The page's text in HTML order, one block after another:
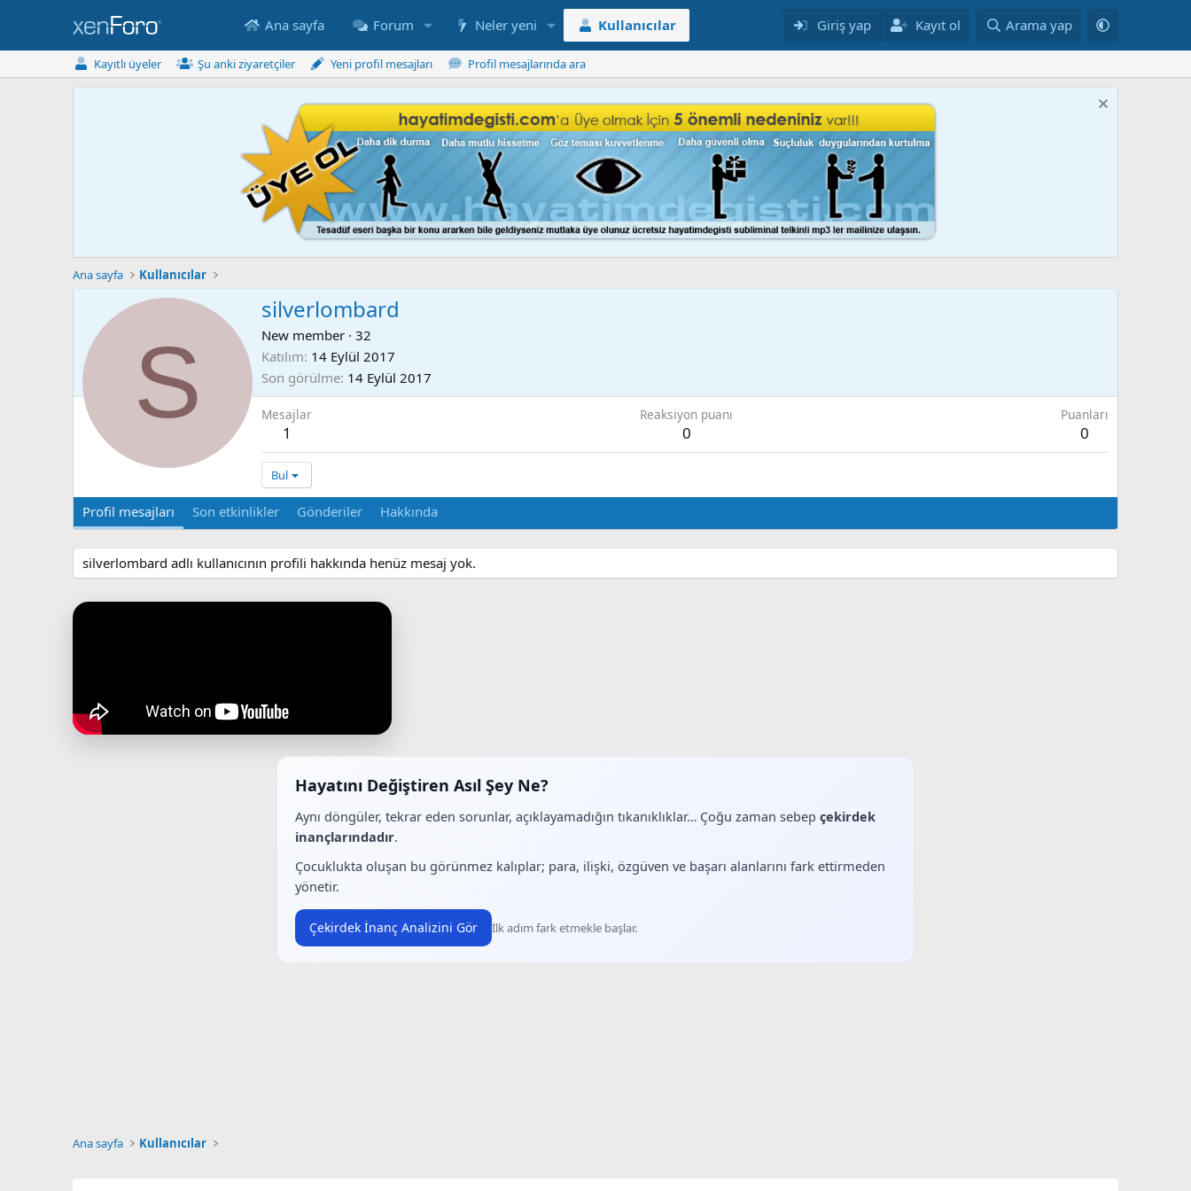
Ana sayfa Forum Neler yeni Kullanıcılar Giriş yap Kayıt ol Arama yap
Kayıtlı üyeler Şu anki ziyaretçiler Yeni profil mesajları Profil mesajlarında ara
Ana sayfa Kullanıcılar
S
silverlombard
New member · 32
Katılım 14 Eylül 2017
Son görülme 14 Eylül 2017
Mesajlar
1
Reaksiyon puanı
0
Puanları
0
Bul
Profil mesajları Son etkinlikler Gönderiler Hakkında
silverlombard adlı kullanıcının profili hakkında henüz mesaj yok.
Hayatını Değiştiren Asıl Şey Ne?
Aynı döngüler, tekrar eden sorunlar, açıklayamadığın tıkanıklıklar… Çoğu zaman sebep çekirdek
inançlarındadır.
Çocuklukta oluşan bu görünmez kalıplar; para, ilişki, özgüven ve başarı alanlarını fark ettirmeden
yönetir.
Çekirdek İnanç Analizini Gör İlk adım fark etmekle başlar.
Ana sayfa Kullanıcılar